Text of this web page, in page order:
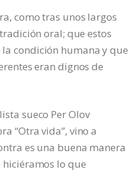
como tras unos largos
oral; que estos
condición humana y que
eran dignos de
sueco Per Olov
“Otra vida”, vino a
es una buena manera
hiciéramos lo que